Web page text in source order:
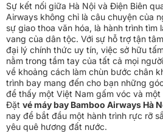
Sự kết nối giữa Hà Nội và Điện Biên
Airways không chỉ là câu chuyện của
sự giao thoa văn hóa, là hành trình tìm
vang của dân tộc. Với sự hỗ trợ tận
đại lý chính thức uy tín, việc sở hữu
nằm trong tầm tay của tất cả mọi
về khoảng cách làm chùn bước chân
trình bay mang đến cho bạn những
để thấy một Việt Nam gấm vóc và
Đặt vé máy bay Bamboo Airways Hà
nay để bắt đầu một hành trình rực rỡ
yêu quê hương đất nước.